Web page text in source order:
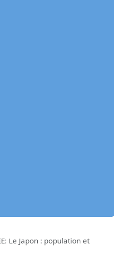
Le Japon : population et